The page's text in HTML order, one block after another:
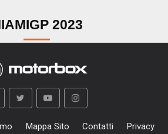
2023
Mappa Sito Contatti Privacy